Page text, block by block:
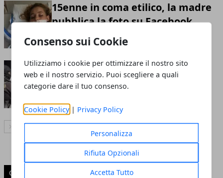
Consenso sui Cookie
Utilizziamo i cookie per ottimizzare il nostro sito
web e il nostro servizio. Puoi scegliere a quali
categorie dare il tuo consenso.
Cookie Policy | Privacy Policy
Personalizza
Rifiuta Opzionali
Accetta Tutto
15enne in coma etilico, la madre
pubblica la foto su Facebook
- 05 set 2016
Isis, nuovo appello: nel mirino
anche l'Italia
Articolo Successivo
CATEGORIE